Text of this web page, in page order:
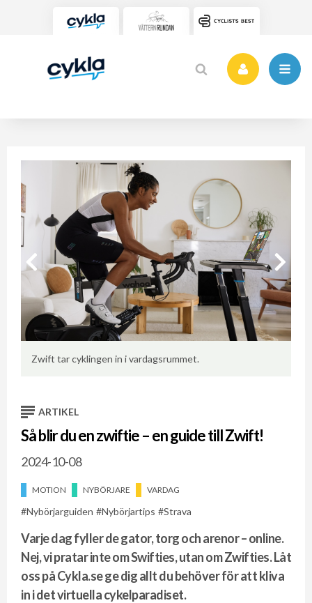
Zwift tar cyklingen in i vardagsrummet.
ARTIKEL
Så blir du en zwiftie – en guide till Zwift!
2024-10-08
MOTION NYBÖRJARE VARDAG
Nybörjarguiden Nybörjartips Strava
Varje dag fyller de gator, torg och arenor – online.
Nej, vi pratar inte om Swifties, utan om Zwifties. Låt
oss på Cykla.se ge dig allt du behöver för att kliva
in i det virtuella cykelparadiset.